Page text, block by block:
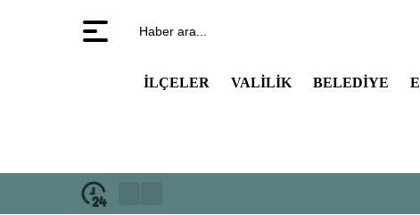
Haber ara...
İLÇELER VALILIK BELEDIYE